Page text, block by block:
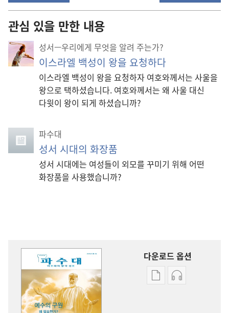
관심 있을 만한 내용
성서—우리에게 무엇을 알려 주는가?
이스라엘 백성이 왕을 요청하다
이스라엘 백성이 왕을 요청하자 여호와께서는 사울을
왕으로 택하셨습니다. 여호와께서는 왜 사울 대신
다윗이 왕이 되게 하셨습니까?
파수대
성서 시대의 화장품
성서 시대에는 여성들이 외모를 꾸미기 위해 어떤
화장품을 사용했습니까?
다운로드 옵션
출판물오디오